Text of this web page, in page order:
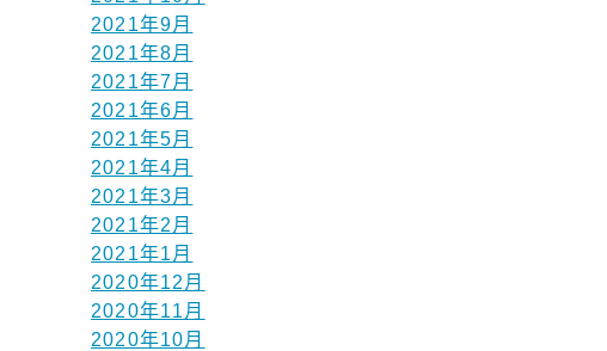
2021年9月
2021年8月
2021年7月
2021年6月
2021年5月
2021年4月
2021年3月
2021年2月
2021年1月
2020年12月
2020年11月
2020年10月